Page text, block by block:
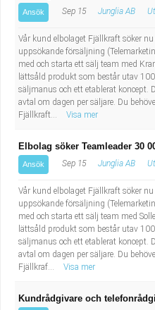
Ansök Sep 15 Junglia AB
Vår kund elbolaget Fjällkraft söker
uppsökande försäljning
med och starta ett sälj team med
lättsåld produkt som består utav
säljmanus och ett etablerat koncept.
avtal om dagen per säljare. Du
Fjällkraft...
Visa mer
Elbolag söker Teamleader 30
Ansök Sep 15 Junglia AB
Vår kund elbolaget Fjällkraft söker
uppsökande försäljning
med och starta ett sälj team med
lättsåld produkt som består utav
säljmanus och ett etablerat koncept.
avtal om dagen per säljare. Du
Fjällkraf...
Visa mer
Kundrådgivare och